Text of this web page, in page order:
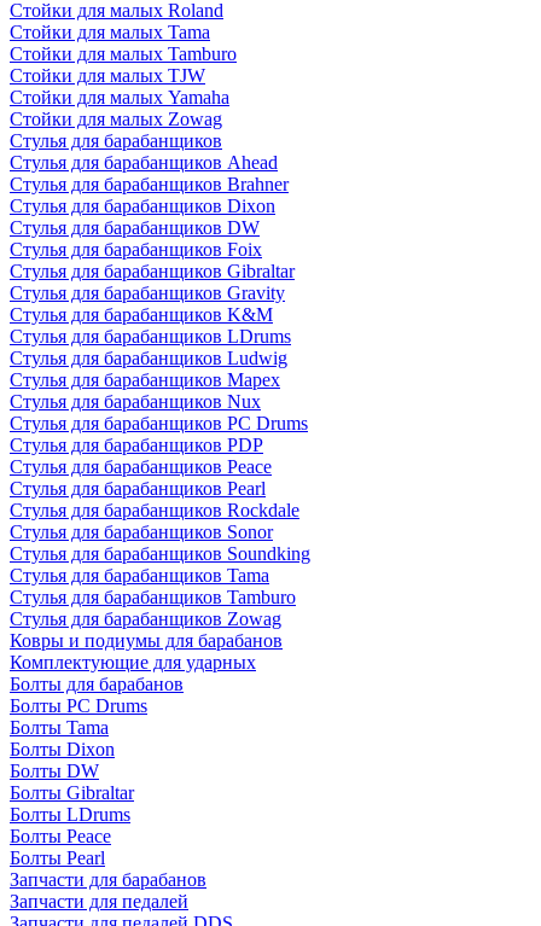
Стойки для малых Roland
Стойки для малых Tama
Стойки для малых Tamburo
Стойки для малых TJW
Стойки для малых Yamaha
Стойки для малых Zowag
Стулья для барабанщиков
Стулья для барабанщиков Ahead
Стулья для барабанщиков Brahner
Стулья для барабанщиков Dixon
Стулья для барабанщиков DW
Стулья для барабанщиков Foix
Стулья для барабанщиков Gibraltar
Стулья для барабанщиков Gravity
Стулья для барабанщиков K&M
Стулья для барабанщиков LDrums
Стулья для барабанщиков Ludwig
Стулья для барабанщиков Mapex
Стулья для барабанщиков Nux
Стулья для барабанщиков PC Drums
Стулья для барабанщиков PDP
Стулья для барабанщиков Peace
Стулья для барабанщиков Pearl
Стулья для барабанщиков Rockdale
Стулья для барабанщиков Sonor
Стулья для барабанщиков Soundking
Стулья для барабанщиков Tama
Стулья для барабанщиков Tamburo
Стулья для барабанщиков Zowag
Ковры и подиумы для барабанов
Комплектующие для ударных
Болты для барабанов
Болты PC Drums
Болты Tama
Болты Dixon
Болты DW
Болты Gibraltar
Болты LDrums
Болты Peace
Болты Pearl
Запчасти для барабанов
Запчасти для педалей